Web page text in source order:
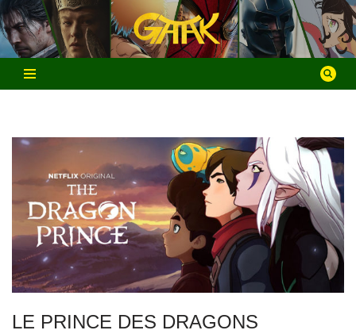
Aller
au
contenu
LE PRINCE DES DRAGONS